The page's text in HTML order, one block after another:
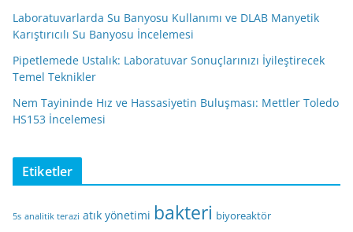
Laboratuvarlarda Su Banyosu Kullanımı ve DLAB Manyetik
Karıştırıcılı Su Banyosu İncelemesi
Pipetlemede Ustalık: Laboratuvar Sonuçlarınızı İyileştirecek
Temel Teknikler
Nem Tayininde Hız ve Hassasiyetin Buluşması: Mettler Toledo
HS153 İncelemesi
Etiketler
5s analitik terazi atık yönetimi bakteri biyoreaktör